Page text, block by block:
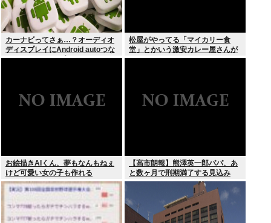
カーナビってさぁ…？オーディオ
ディスプレイにAndroid autoつな
いでGoogleマップとかcocchiとか
松屋がやってる「マイカリー食
堂」とかいう激安カレー屋さんが
こちらwww
お絵描きAIくん、夢もなんもねぇ
けど可愛い女の子も作れる
【高市朗報】熊澤英一郎パパ、あ
と数ヶ月で刑期満了する見込み